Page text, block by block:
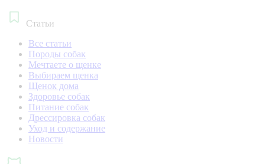
Статьи
Все статьи
Породы собак
Мечтаете о щенке
Выбираем щенка
Щенок дома
Здоровье собак
Питание собак
Дрессировка собак
Уход и содержание
Новости